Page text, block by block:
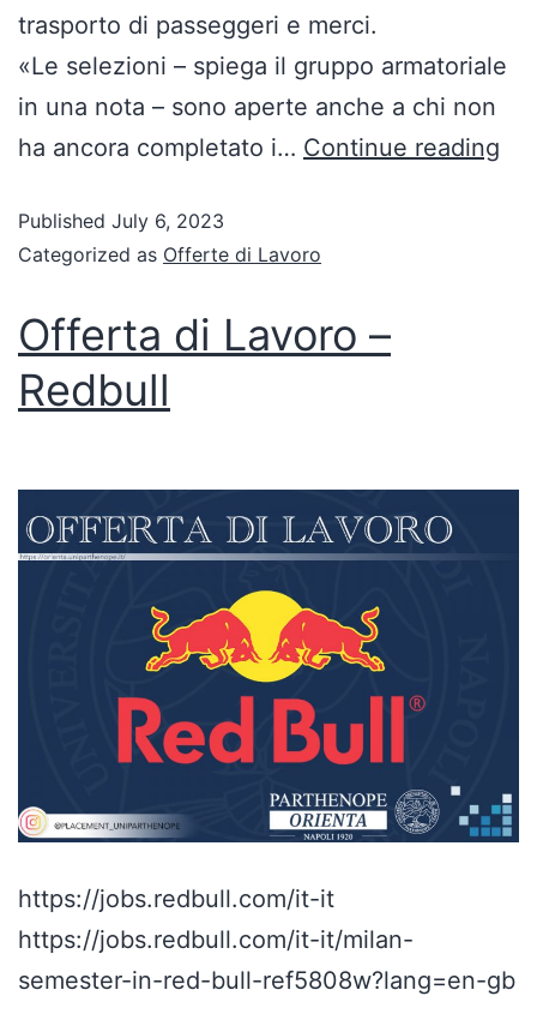
trasporto di passeggeri e merci.
«Le selezioni – spiega il gruppo armatoriale
in una nota – sono aperte anche a chi non
ha ancora completato i… Continue reading
Published July 6, 2023
Categorized as Offerte di Lavoro
Offerta di Lavoro –
Redbull
https://jobs.redbull.com/it-it
https://jobs.redbull.com/it-it/milan-
semester-in-red-bull-ref5808w?lang=en-gb